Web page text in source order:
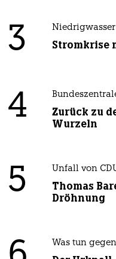
3 Stromkrise
4
Zurück zu
Wurzeln
5 Unfall von
Thomas
Dröhnung
Was tun